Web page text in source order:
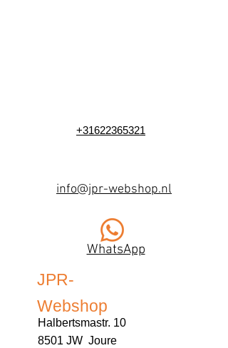
+31622365321
info@jpr-webshop.nl
WhatsApp
JPR-
Webshop
Halbertsmastr. 10
8501 JW Joure